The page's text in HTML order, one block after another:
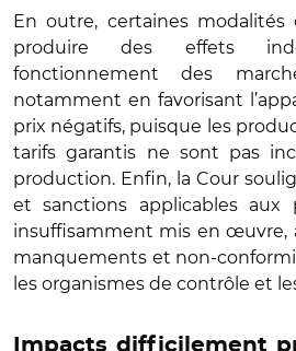
En outre, certaines
produire des effets
fonctionnement des
notamment en favorisant
prix négatifs, puisque les
tarifs garantis ne sont pas
production. Enfin, la Cour
et sanctions applicables aux
insuffisamment mis en œuvre,
manquements et non-
les organismes de contrôle et
Impacts difficilement